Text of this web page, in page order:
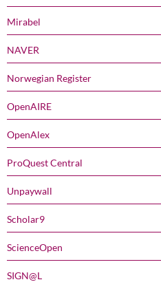
Mirabel
NAVER
Norwegian Register
OpenAIRE
OpenAlex
ProQuest Central
Unpaywall
Scholar9
ScienceOpen
SIGN@L